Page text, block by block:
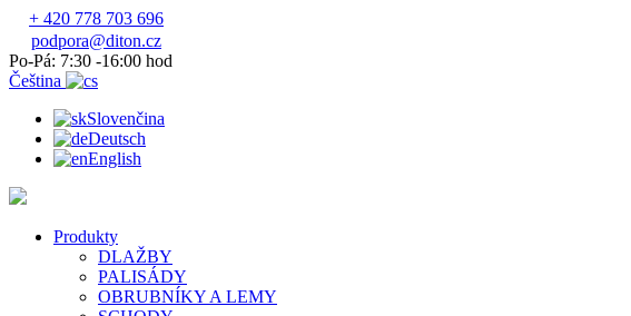
+ 420 778 703 696
podpora@diton.cz
Po-Pá: 7:30 -16:00 hod
Čeština
Slovenčina
Deutsch
English
Produkty
DLAŽBY
PALISÁDY
OBRUBNÍKY A LEMY